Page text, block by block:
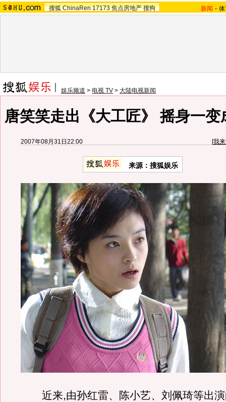
搜狐 ChinaRen 17173 焦点房地产 搜狗 新闻 -
娱乐频道 > 电视 TV > 大陆电视新闻
唐笑笑走出《大工匠》 摇身一变
2007年08月31日22:00 [我
来源：搜狐娱乐
近来,由孙红雷、陈小艺、刘佩琦等出演